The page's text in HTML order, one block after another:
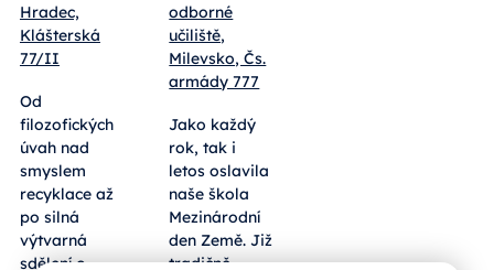
Hradec,
Klášterská
77/II
Od
filozofických
úvah nad
smyslem
recyklace až
po silná
výtvarná
sdělení o
odborné
učiliště,
Milevsko, Čs.
armády 777
Jako každý
rok, tak i
letos oslavila
naše škola
Mezinárodní
den Země. Již
tradičně